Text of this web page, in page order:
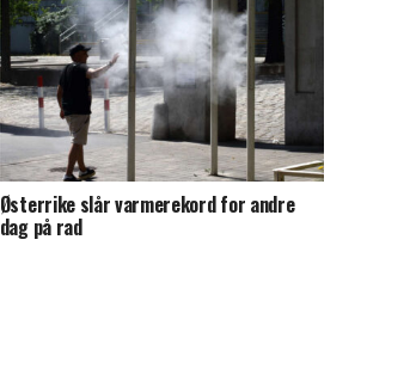
Østerrike slår varmerekord for andre
dag på rad